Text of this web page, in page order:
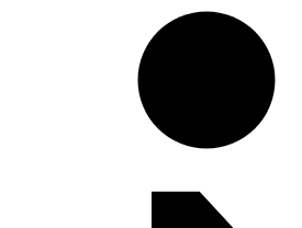
RPG《天外世界》的续作（有生
腾出时间，准备好踏上紧张刺激
在一处新殖民地里结识新船员，
敌人！好多新内容啊！